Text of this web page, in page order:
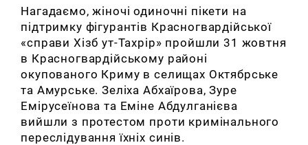
Нагадаємо, жіночі одиночні пікети на
підтримку фігурантів Красногвардійської
«справи Хізб ут-Тахрір» пройшли 31 жовтня
в Красногвардійському районі
окупованого Криму в селищах Октябрське
та Амурське. Зеліха Абхаїрова, Зуре
Емірусеїнова та Еміне Абдулганієва
вийшли з протестом проти кримінального
переслідування їхніх синів.